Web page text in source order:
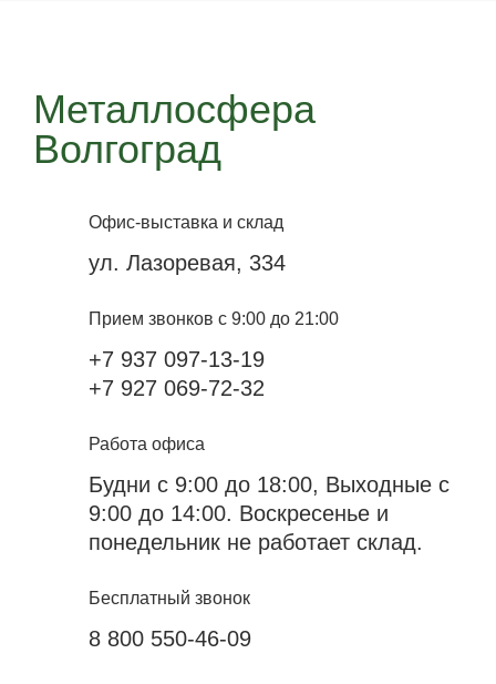
Металлосфера
Волгоград
Офис-выставка и склад
ул. Лазоревая, 334
Прием звонков с 9:00 до 21:00
+7 937 097-13-19
+7 927 069-72-32
Работа офиса
Будни с 9:00 до 18:00, Выходные с
9:00 до 14:00. Воскресенье и
понедельник не работает склад.
Бесплатный звонок
8 800 550-46-09